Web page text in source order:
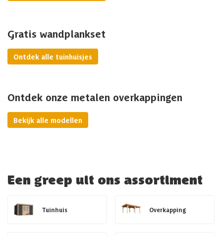
Gratis wandplankset
Ontdek alle tuinhuisjes
Ontdek onze metalen overkappingen
Bekijk alle modellen
Een greep uit ons assortiment
Tuinhuis Overkapping